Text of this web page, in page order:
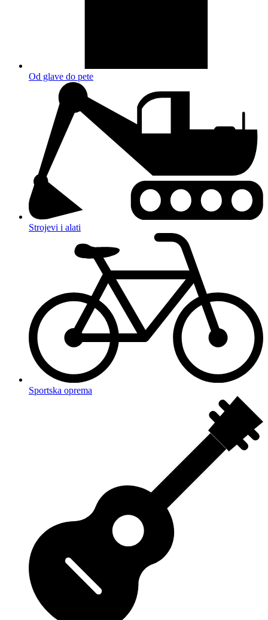
Od glave do pete
Strojevi i alati
Sportska oprema